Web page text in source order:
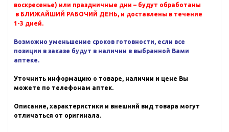
воскресенье) или праздничные дни – будут обработаны
в БЛИЖАЙШИЙ РАБОЧИЙ ДЕНЬ, и доставлены в течение
1-3 дней.
Возможно уменьшение сроков готовности, если все
позиции в заказе будут в наличии в выбранной Вами
аптеке.
Уточнить информацию о товаре, наличии и цене Вы
можете по телефонам аптек.
Описание, характеристики и внешний вид товара могут
отличаться от оригинала.